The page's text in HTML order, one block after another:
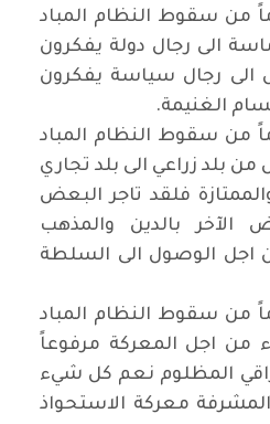
من سقوط النظام المباد
الى رجال دولة يفكرون
الى رجال سياسة يفكرون
الغنيمة.
من سقوط النظام المباد
من بلد زراعي الى بلد تجاري
فلقد تاجر البعض
الآخر بالدين والمذهب
اجل الوصول الى السلطة
من سقوط النظام المباد
اجل المعركة مرفوعاً
المظلوم نعم كل شيء
معركة الاستحواذ